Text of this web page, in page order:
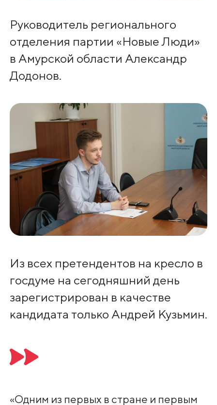
Руководитель регионального
отделения партии «Новые Люди»
в Амурской области Александр
Додонов.
Из всех претендентов на кресло в
госдуме на сегодняшний день
зарегистрирован в качестве
кандидата только Андрей Кузьмин.
«Одним из первых в стране и первым